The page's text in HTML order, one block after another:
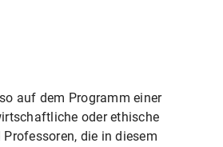
auf dem Programm einer
oder ethische
die in diesem